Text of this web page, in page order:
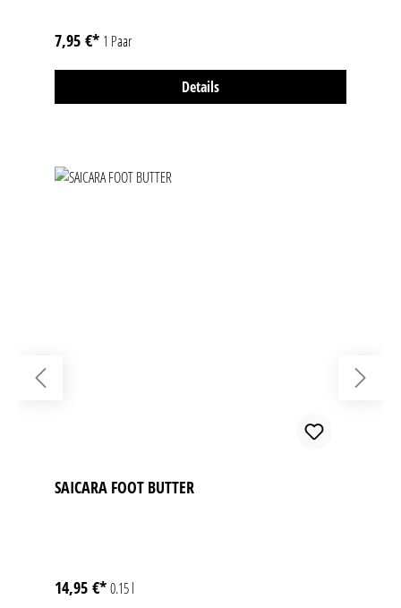
7,95 €* 1 Paar
Details
SAICARA FOOT BUTTER
14,95 €*0.15 l